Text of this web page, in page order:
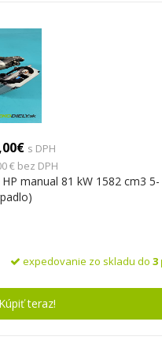
s DPH
€ bez DPH
manual 81 kW 1582 cm3
expedovanie zo skladu do 3
teraz!